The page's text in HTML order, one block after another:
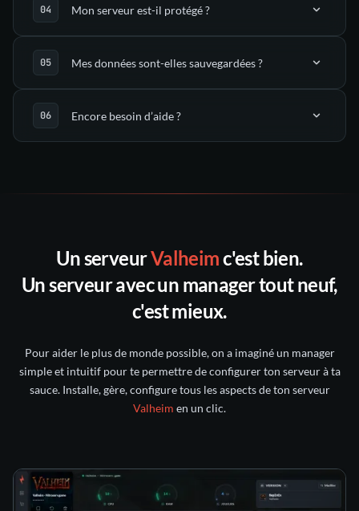
(via SFTP)
guides dédiés
Mon serveur est-il protégé ?
mitigation anti-DDoS
Mes données sont-elles sauvegardées ?
automatiques
jours suivants
conservée pendant 6 mois
Encore besoin d’aide ?
Discord nitroserv
compte Twitter/X
Un serveurValheimc'est bien.
Un serveur avec un manager tout neuf,
c'est mieux.
Pour aider le plus de monde possible, on a imaginé un manager
simple et intuitif pour te permettre de configurer ton serveur à ta
sauce. Installe, gère, configure tous les aspects de ton serveur
Valheim en un clic.